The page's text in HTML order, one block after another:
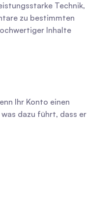
Technik,
zu bestimmten
Inhalte
Ihr Konto einen
dazu führt, dass er